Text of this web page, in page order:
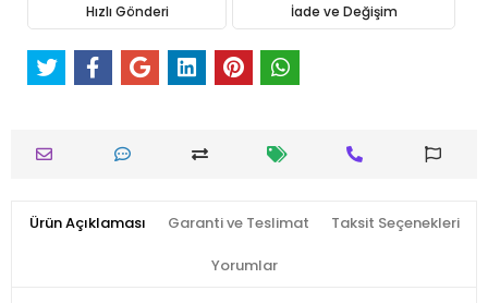
Hızlı Gönderi İade ve Değişim
Ürün Açıklaması Garanti ve Teslimat Taksit Seçenekleri
Yorumlar